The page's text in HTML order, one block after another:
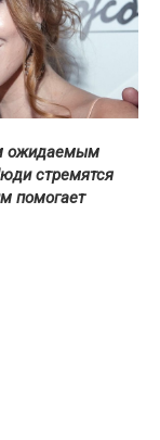
ожидаемым
стремятся
помогает